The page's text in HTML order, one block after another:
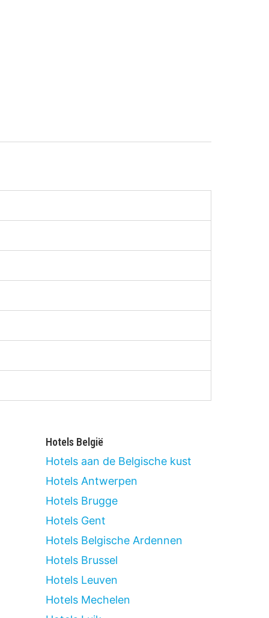
Hotels België
Hotels aan de Belgische kust
Hotels Antwerpen
Hotels Brugge
Hotels Gent
Hotels Belgische Ardennen
Hotels Brussel
Hotels Leuven
Hotels Mechelen